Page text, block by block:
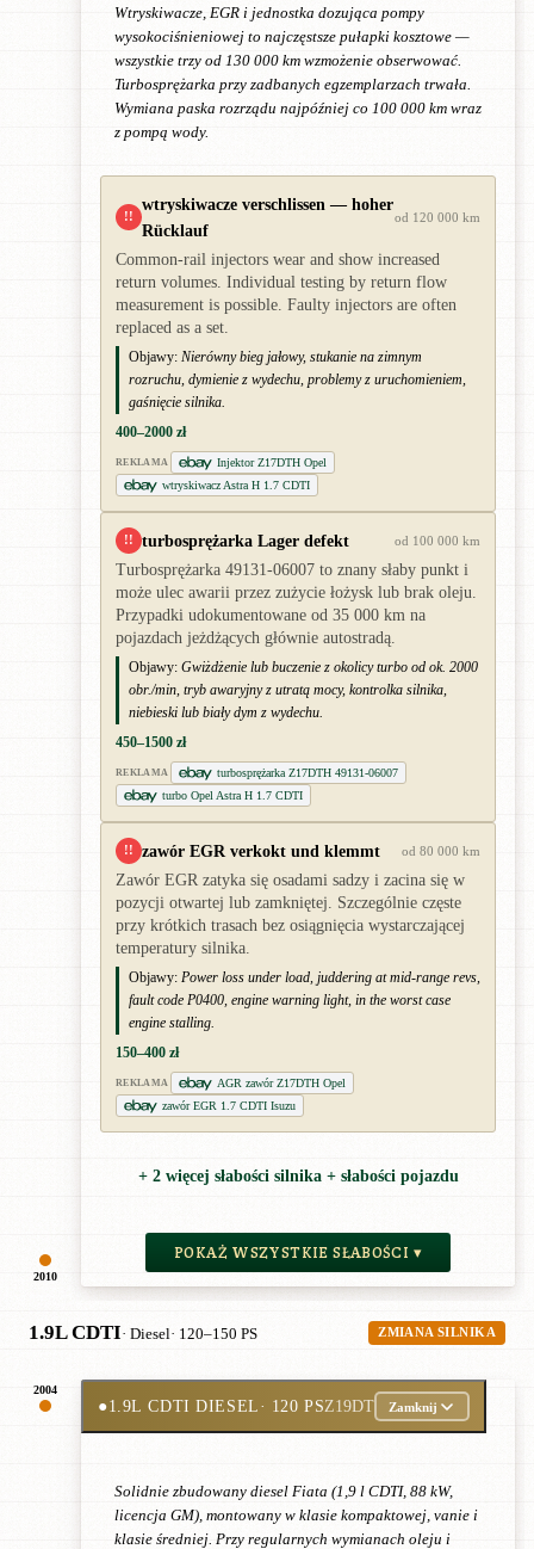
2010
Wtryskiwacze, EGR i jednostka dozująca pompy
wysokociśnieniowej to najczęstsze pułapki kosztowe —
wszystkie trzy od 130 000 km wzmożenie obserwować.
Turbosprężarka przy zadbanych egzemplarzach trwała.
Wymiana paska rozrządu najpóźniej co 100 000 km wraz
z pompą wody.
!!
wtryskiwacze verschlissen — hoher
Rücklauf
od 120 000 km
Common-rail injectors wear and show increased
return volumes. Individual testing by return flow
measurement is possible. Faulty injectors are often
replaced as a set.
Objawy: Nierówny bieg jałowy, stukanie na zimnym
rozruchu, dymienie z wydechu, problemy z uruchomieniem,
gaśnięcie silnika.
400–2000 zł
REKLAMA
Injektor Z17DTH Opel
wtryskiwacz Astra H 1.7 CDTI
!! turbosprężarka Lager defekt od 100 000 km
Turbosprężarka 49131-06007 to znany słaby punkt i
może ulec awarii przez zużycie łożysk lub brak oleju.
Przypadki udokumentowane od 35 000 km na
pojazdach jeżdżących głównie autostradą.
Objawy: Gwiżdżenie lub buczenie z okolicy turbo od ok. 2000
obr./min, tryb awaryjny z utratą mocy, kontrolka silnika,
niebieski lub biały dym z wydechu.
450–1500 zł
REKLAMA
turbosprężarka Z17DTH 49131-06007
turbo Opel Astra H 1.7 CDTI
!! zawór EGR verkokt und klemmt od 80 000 km
Zawór EGR zatyka się osadami sadzy i zacina się w
pozycji otwartej lub zamkniętej. Szczególnie częste
przy krótkich trasach bez osiągnięcia wystarczającej
temperatury silnika.
Objawy: Power loss under load, juddering at mid-range revs,
fault code P0400, engine warning light, in the worst case
engine stalling.
150–400 zł
REKLAMA
AGR zawór Z17DTH Opel
zawór EGR 1.7 CDTI Isuzu
+ 2 więcej słabości silnika + słabości pojazdu
POKAŻ WSZYSTKIE SŁABOŚCI ▾
1.9L CDTI· Diesel· 120–150 PS ZMIANA SILNIKA
2004
●1.9L CDTI DIESEL· 120 PSZ19DT Zamknij
Solidnie zbudowany diesel Fiata (1,9 l CDTI, 88 kW,
licencja GM), montowany w klasie kompaktowej, vanie i
klasie średniej. Przy regularnych wymianach oleju i